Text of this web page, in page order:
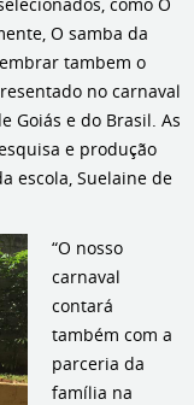
O samba da
tambem o
no carnaval
Goiás e do Brasil. As
e produção
escola, Suelaine de
“O nosso
carnaval
contará
também com a
parceria da
família na